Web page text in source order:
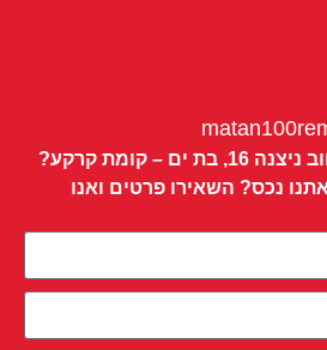
אהבתם את הנכס ברחוב ניצנה 16, בת ים – קומת קרקע?
נכס? השאירו פרטים ואנו